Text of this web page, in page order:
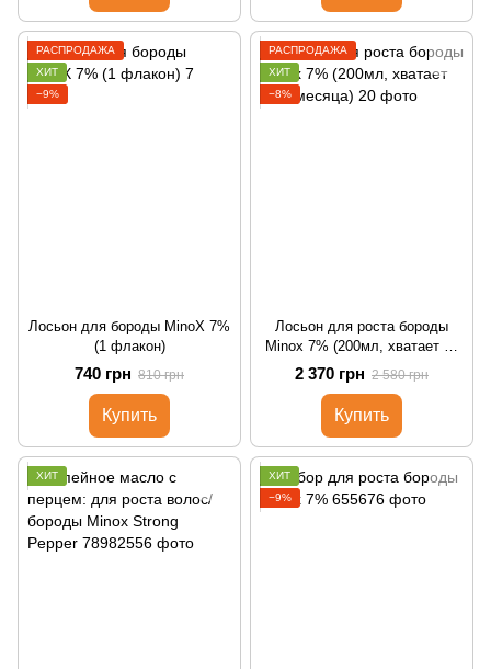
РАСПРОДАЖА
ХИТ
−9%
Лосьон для бороды MinoX 7%
(1 флакон)
740 грн 810 грн
Купить
РАСПРОДАЖА
ХИТ
−8%
Лосьон для роста бороды
Minox 7% (200мл, хватает на
4 месяца)
2 370 грн 2 580 грн
Купить
ХИТ
ХИТ
−9%